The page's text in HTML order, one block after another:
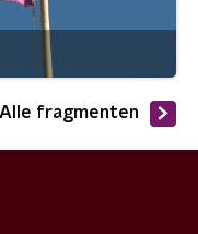
Alle fragmenten